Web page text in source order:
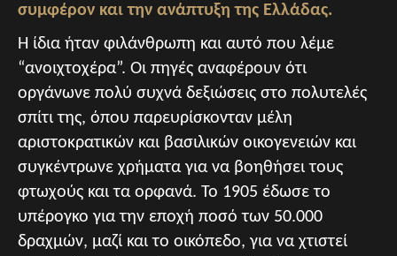
συμφέρον και την ανάπτυξη της Ελλάδας.
Η ίδια ήταν φιλάνθρωπη και αυτό που λέμε
“ανοιχτοχέρα”. Οι πηγές αναφέρουν ότι
οργάνωνε πολύ συχνά δεξιώσεις στο πολυτελές
σπίτι της, όπου παρευρίσκονταν μέλη
αριστοκρατικών και βασιλικών οικογενειών και
συγκέντρωνε χρήματα για να βοηθήσει τους
φτωχούς και τα ορφανά. Το 1905 έδωσε το
υπέρογκο για την εποχή ποσό των 50.000
δραχμών, μαζί και το οικόπεδο, για να χτιστεί